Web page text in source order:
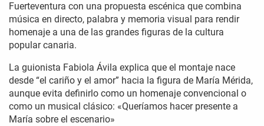
Fuerteventura con una propuesta escénica que combina
música en directo, palabra y memoria visual para rendir
homenaje a una de las grandes figuras de la cultura
popular canaria.
La guionista Fabiola Ávila explica que el montaje nace
desde “el cariño y el amor” hacia la figura de María Mérida,
aunque evita definirlo como un homenaje convencional o
como un musical clásico: «Queríamos hacer presente a
María sobre el escenario»